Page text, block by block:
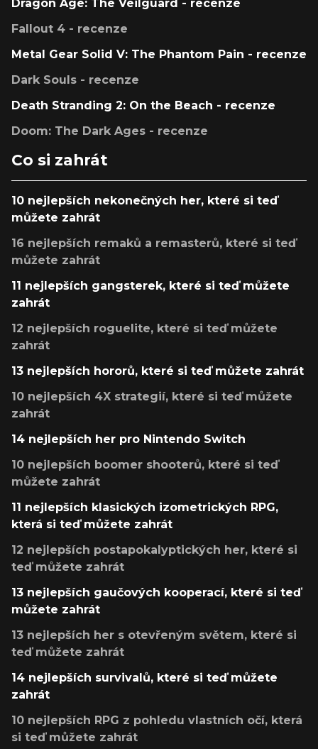
Dragon Age: The Veilguard - recenze
Fallout 4 - recenze
Metal Gear Solid V: The Phantom Pain - recenze
Dark Souls - recenze
Death Stranding 2: On the Beach - recenze
Doom: The Dark Ages - recenze
Co si zahrát
10 nejlepších nekonečných her, které si teď
můžete zahrát
16 nejlepších remaků a remasterů, které si teď
můžete zahrát
11 nejlepších gangsterek, které si teď můžete
zahrát
12 nejlepších roguelite, které si teď můžete
zahrát
13 nejlepších hororů, které si teď můžete zahrát
10 nejlepších 4X strategií, které si teď můžete
zahrát
14 nejlepších her pro Nintendo Switch
10 nejlepších boomer shooterů, které si teď
můžete zahrát
11 nejlepších klasických izometrických RPG,
která si teď můžete zahrát
12 nejlepších postapokalyptických her, které si
teď můžete zahrát
13 nejlepších gaučových kooperací, které si teď
můžete zahrát
13 nejlepších her s otevřeným světem, které si
teď můžete zahrát
14 nejlepších survivalů, které si teď můžete
zahrát
10 nejlepších RPG z pohledu vlastních očí, která
si teď můžete zahrát